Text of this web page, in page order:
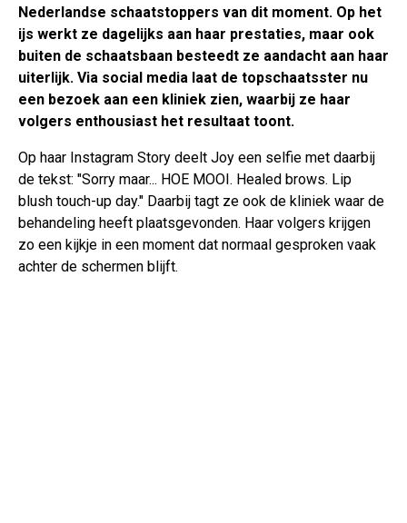
Nederlandse schaatstoppers van dit moment. Op het
ijs werkt ze dagelijks aan haar prestaties, maar ook
buiten de schaatsbaan besteedt ze aandacht aan haar
uiterlijk. Via social media laat de topschaatsster nu
een bezoek aan een kliniek zien, waarbij ze haar
volgers enthousiast het resultaat toont.
Op haar Instagram Story deelt Joy een selfie met daarbij
de tekst: "Sorry maar... HOE MOOI. Healed brows. Lip
blush touch-up day." Daarbij tagt ze ook de kliniek waar de
behandeling heeft plaatsgevonden. Haar volgers krijgen
zo een kijkje in een moment dat normaal gesproken vaak
achter de schermen blijft.